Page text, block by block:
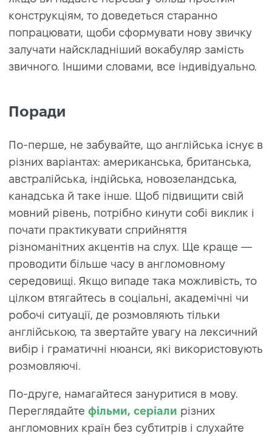
конструкціям, то доведеться старанно
попрацювати, щоби сформувати нову звичку
залучати найскладніший вокабуляр замість
звичного. Іншими словами, все індивідуально.
Поради
По-перше, не забувайте, що англійська існує в
різних варіантах: американська, британська,
австралійська, індійська, новозеландська,
канадська й таке інше. Щоб підвищити свій
мовний рівень, потрібно кинути собі виклик і
почати практикувати сприйняття
різноманітних акцентів на слух. Ще краще —
проводити більше часу в англомовному
середовищі. Якщо випаде така можливість, то
цілком втягайтесь в соціальні, академічні чи
робочі ситуації, де розмовляють тільки
англійською, та звертайте увагу на лексичний
вибір і граматичні нюанси, які використовують
розмовляючі.
По-друге, намагайтеся зануритися в мову.
Переглядайте фільми, серіали різних
англомовних країн без субтитрів і слухайте